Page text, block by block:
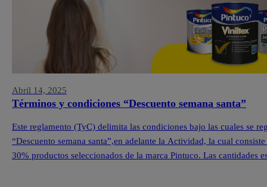
Abril 14, 2025
Términos y condiciones “Descuento semana santa”
Este reglamento (TyC) delimita las condiciones bajo las cuales se
“Descuento semana santa”,en adelante la Actividad, la cual
30% productos seleccionados de la marca Pintuco. Las cantidades